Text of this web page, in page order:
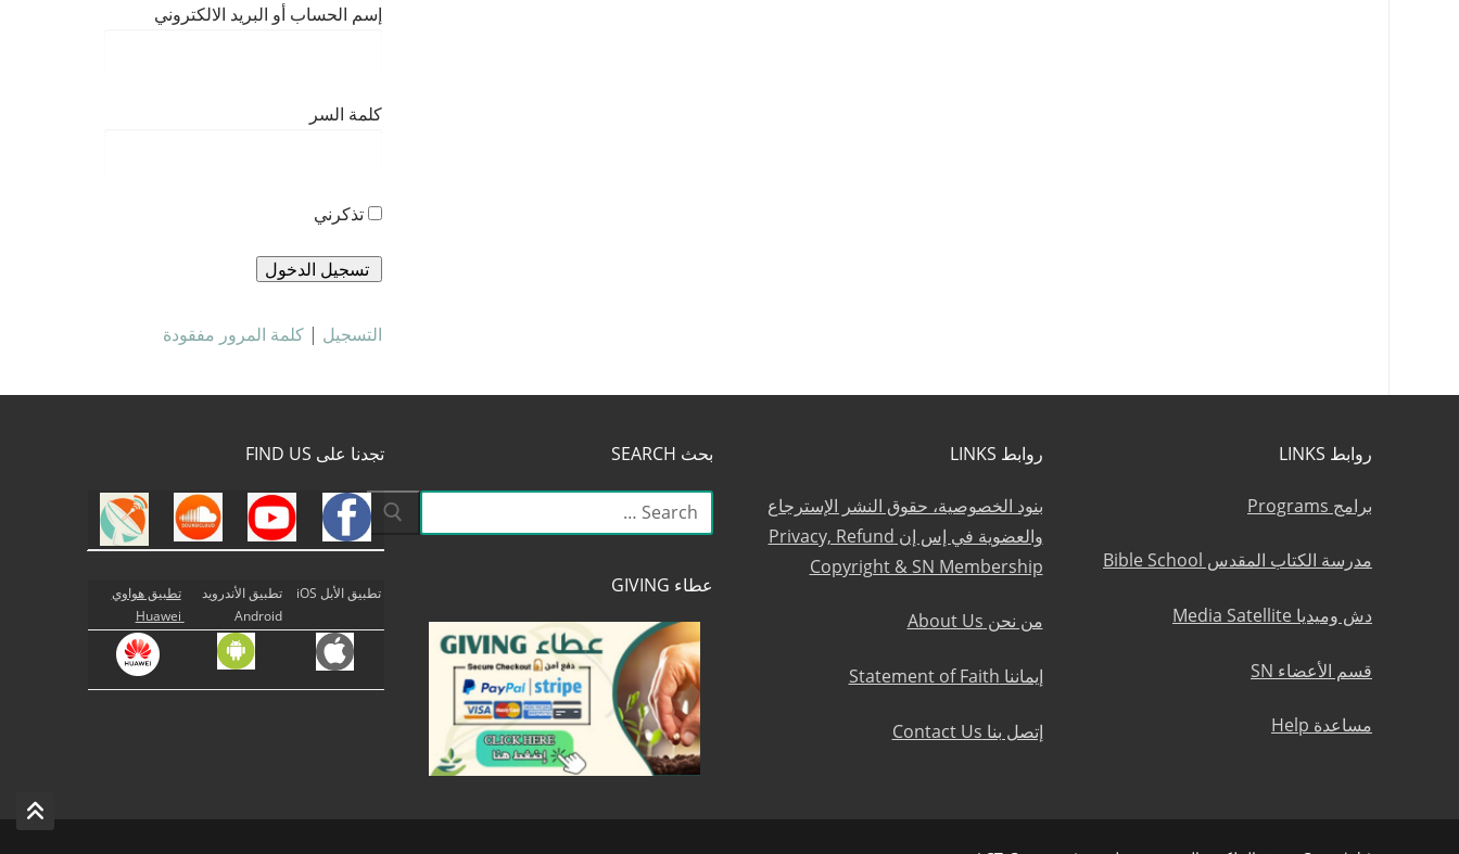
إسم الحساب أو البريد الالكتروني
كلمة السر
تذكرني
التسجيل | كلمة المرور مفقودة
روابط LINKS
برامج Programs
مدرسة الكتاب المقدس Bible School
دش وميديا Media Satellite
قسم الأعضاء SN
مساعدة Help
روابط LINKS
بنود الخصوصية، حقوق النشر الإسترجاع
والعضوية في إس إن Privacy, Refund
Copyright & SN Membership
من نحن About Us
إيماننا Statement of Faith
إتصل بنا Contact Us
بحث SEARCH
البحث
عن:
عطاء GIVING
تجدنا على FIND US
تطبيق الأبل iOS
تطبيق الأندرويد
Android
تطبيق هواوي